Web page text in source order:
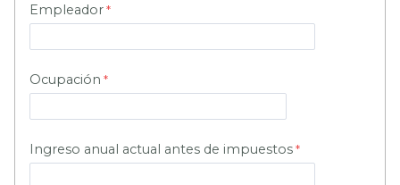
Empleador
Ocupación
Ingreso anual actual antes de impuestos